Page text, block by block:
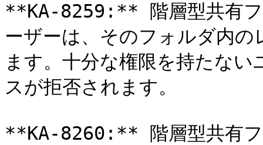
**KA-8259:** 階層型共有フ
ーザーは、そのフォルダ内
ます。十分な権限を持たな
スが拒否されます。
**KA-8260:** 階層型共有フ